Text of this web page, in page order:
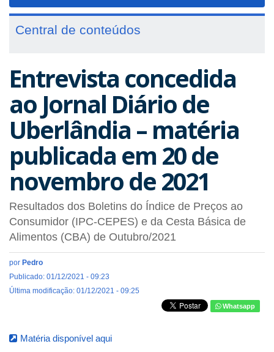
Central de conteúdos
Entrevista concedida
ao Jornal Diário de
Uberlândia – matéria
publicada em 20 de
novembro de 2021
Resultados dos Boletins do Índice de Preços ao
Consumidor (IPC-CEPES) e da Cesta Básica de
Alimentos (CBA) de Outubro/2021
por Pedro
Publicado: 01/12/2021 - 09:23
Última modificação: 01/12/2021 - 09:25
Whatsapp
Matéria disponível aqui